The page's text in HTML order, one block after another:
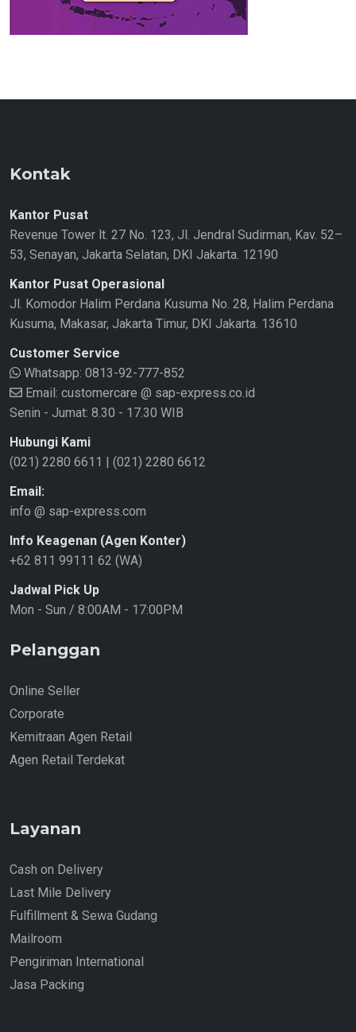
Kontak
Kantor Pusat
Revenue Tower lt. 27 No. 123, Jl. Jendral Sudirman, Kav. 52–
53, Senayan, Jakarta Selatan, DKI Jakarta. 12190
Kantor Pusat Operasional
Jl. Komodor Halim Perdana Kusuma No. 28, Halim Perdana
Kusuma, Makasar, Jakarta Timur, DKI Jakarta. 13610
Customer Service
Whatsapp: 0813-92-777-852
Email: customercare @ sap-express.co.id
Senin - Jumat: 8.30 - 17.30 WIB
Hubungi Kami
(021) 2280 6611 | (021) 2280 6612
Email:
info @ sap-express.com
Info Keagenan (Agen Konter)
+62 811 99111 62 (WA)
Jadwal Pick Up
Mon - Sun / 8:00AM - 17:00PM
Pelanggan
Online Seller
Corporate
Kemitraan Agen Retail
Agen Retail Terdekat
Layanan
Cash on Delivery
Last Mile Delivery
Fulfillment & Sewa Gudang
Mailroom
Pengiriman International
Jasa Packing